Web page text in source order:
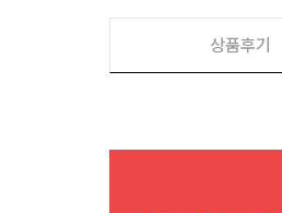
상품후기